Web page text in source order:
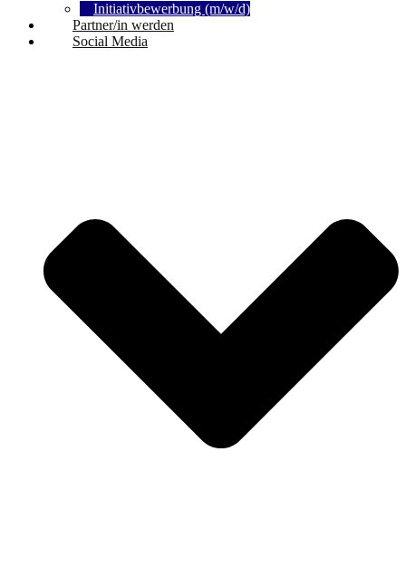
Initiativbewerbung (m/w/d)
Partner/in werden
Social Media